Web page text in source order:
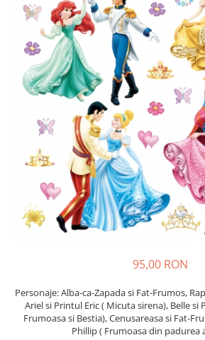
Sticker Harta Lumii
Stickere Cu Model Repetitiv
Stickere Perete Pentru Camera De
Stickere Pentru Bucatarie
Stickere pentru Usi
Stickere pentru Scari
Stickere pentru Podea
Stickere Semnalistica
Stickere Panou Poze
95,00 RON
Personaje: Alba-ca-Zapada si Fat-Frumos,
Ariel si Printul Eric ( Micuta sirena), Belle si
Frumoasa si Bestia), Cenusareasa si Fat-
Phillip ( Frumoasa din padurea